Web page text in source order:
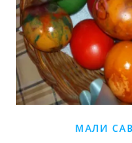
МАЛИ